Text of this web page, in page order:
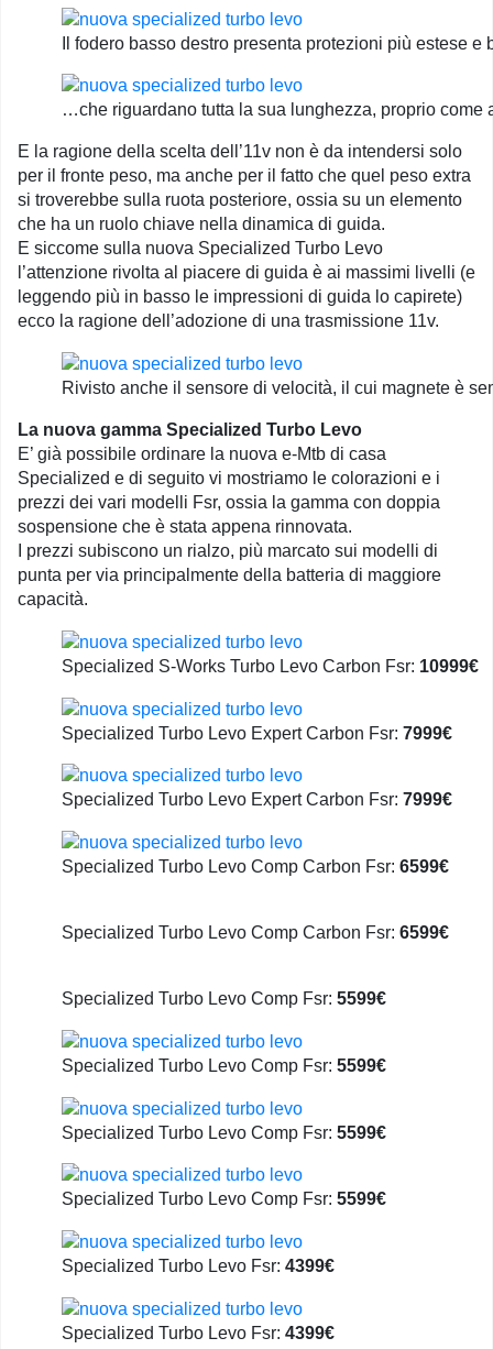
Il fodero basso destro presenta protezioni più estese
…che riguardano tutta la sua lunghezza, proprio come
E la ragione della scelta dell’11v non è da intendersi solo
per il fronte peso, ma anche per il fatto che quel peso extra
si troverebbe sulla ruota posteriore, ossia su un elemento
che ha un ruolo chiave nella dinamica di guida.
E siccome sulla nuova Specialized Turbo Levo
l’attenzione rivolta al piacere di guida è ai massimi livelli (e
leggendo più in basso le impressioni di guida lo capirete)
ecco la ragione dell’adozione di una trasmissione 11v.
Rivisto anche il sensore di velocità, il cui magnete è
La nuova gamma Specialized Turbo Levo
E’ già possibile ordinare la nuova e-Mtb di casa
Specialized e di seguito vi mostriamo le colorazioni e i
prezzi dei vari modelli Fsr, ossia la gamma con doppia
sospensione che è stata appena rinnovata.
I prezzi subiscono un rialzo, più marcato sui modelli di
punta per via principalmente della batteria di maggiore
capacità.
Specialized S-Works Turbo Levo Carbon Fsr: 10999€
Specialized Turbo Levo Expert Carbon Fsr: 7999€
Specialized Turbo Levo Expert Carbon Fsr: 7999€
Specialized Turbo Levo Comp Carbon Fsr: 6599€
Specialized Turbo Levo Comp Carbon Fsr: 6599€
Specialized Turbo Levo Comp Fsr: 5599€
Specialized Turbo Levo Comp Fsr: 5599€
Specialized Turbo Levo Comp Fsr: 5599€
Specialized Turbo Levo Comp Fsr: 5599€
Specialized Turbo Levo Fsr: 4399€
Specialized Turbo Levo Fsr: 4399€